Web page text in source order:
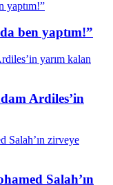
ben yaptım!”
Ardiles’in
Salah’ın